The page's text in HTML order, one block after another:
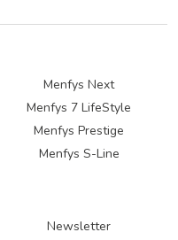
Menfys Next
Menfys 7 LifeStyle
Menfys Prestige
Menfys S-Line
Newsletter